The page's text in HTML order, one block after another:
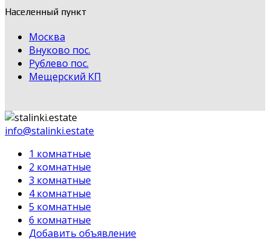
Населенный пункт
Москва
Внуково пос.
Рублево пос.
Мещерский КП
info@stalinki.estate
1 комнатные
2 комнатные
3 комнатные
4 комнатные
5 комнатные
6 комнатные
Добавить объявление